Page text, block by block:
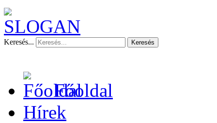
Keresés... Keresés
Főoldal
Hírek